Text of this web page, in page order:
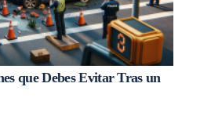
que Debes Evitar Tras un